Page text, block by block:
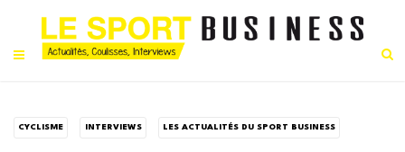
CYCLISME INTERVIEWS LES ACTUALITÉS DU SPORT BUSINESS